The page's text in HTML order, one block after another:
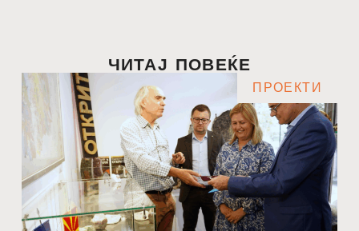
ЧИТАЈ ПОВЕЌЕ
ПРОЕКТИ